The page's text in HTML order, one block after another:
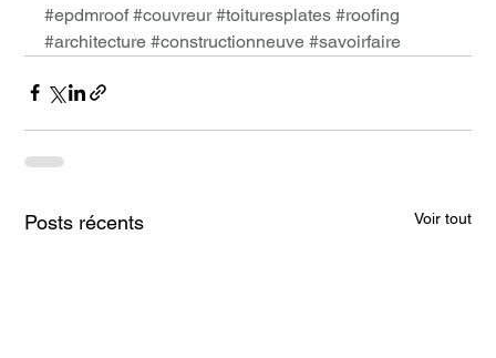
#epdmroof #couvreur #toituresplates #roofing
#architecture #constructionneuve #savoirfaire
Posts récents Voir tout